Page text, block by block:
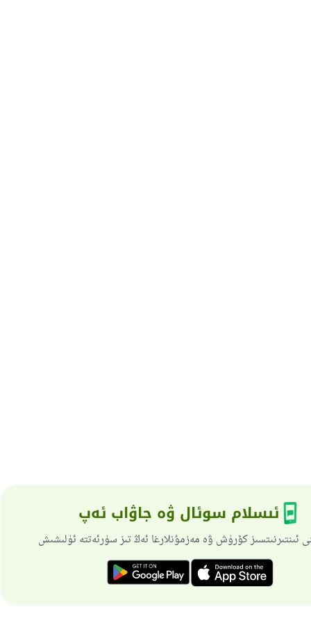
ئىسلام سوئال ۋە جاۋاب ئەپ
ئىنتىرنىتسىز كۆرۈش ۋە مەزمۇنلارغا ئەڭ تىز سۈرئەتتە ئۈلىشىش